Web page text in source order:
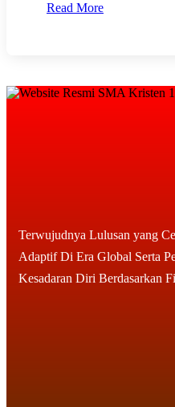
Read More
Terwujudnya Lulusan yang
Adaptif Di Era Global Serta
Kesadaran Diri Berdasarkan